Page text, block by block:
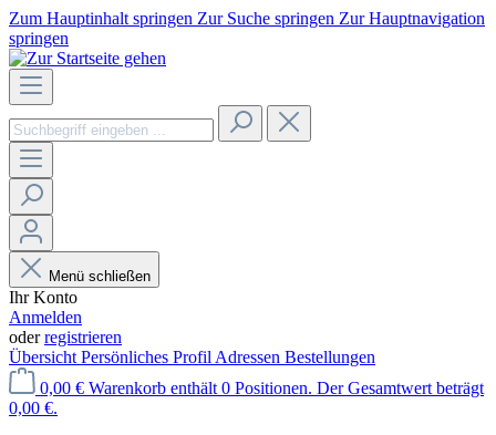
Zum Hauptinhalt springen Zur Suche springen Zur Hauptnavigation
springen
Menü schließen
Ihr Konto
Anmelden
oderregistrieren
Übersicht Persönliches Profil Adressen Bestellungen
0,00 € Warenkorb enthält 0 Positionen. Der Gesamtwert beträgt
0,00 €.